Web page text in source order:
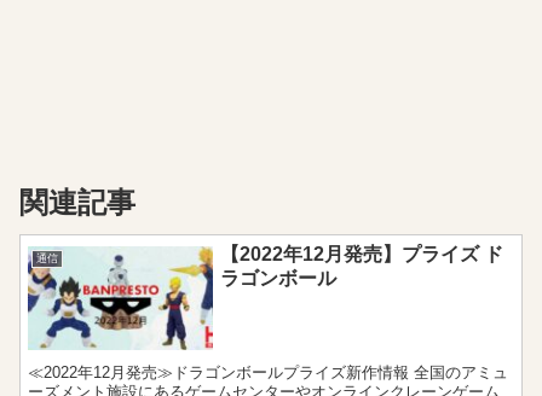
関連記事
通信
【2022年12月発売】プライズ ド
ラゴンボール
≪2022年12月発売≫ドラゴンボールプライズ新作情報 全国のアミュ
ーズメント施設にあるゲームセンターやオンラインクレーンゲーム